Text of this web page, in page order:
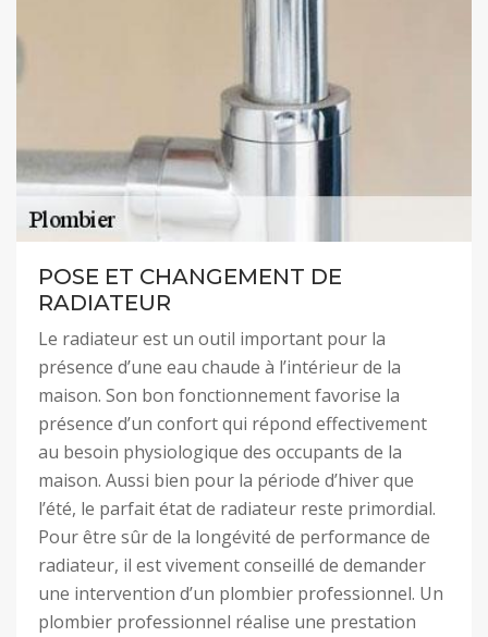
POSE ET CHANGEMENT DE
RADIATEUR
Le radiateur est un outil important pour la
présence d’une eau chaude à l’intérieur de la
maison. Son bon fonctionnement favorise la
présence d’un confort qui répond effectivement
au besoin physiologique des occupants de la
maison. Aussi bien pour la période d’hiver que
l’été, le parfait état de radiateur reste primordial.
Pour être sûr de la longévité de performance de
radiateur, il est vivement conseillé de demander
une intervention d’un plombier professionnel. Un
plombier professionnel réalise une prestation